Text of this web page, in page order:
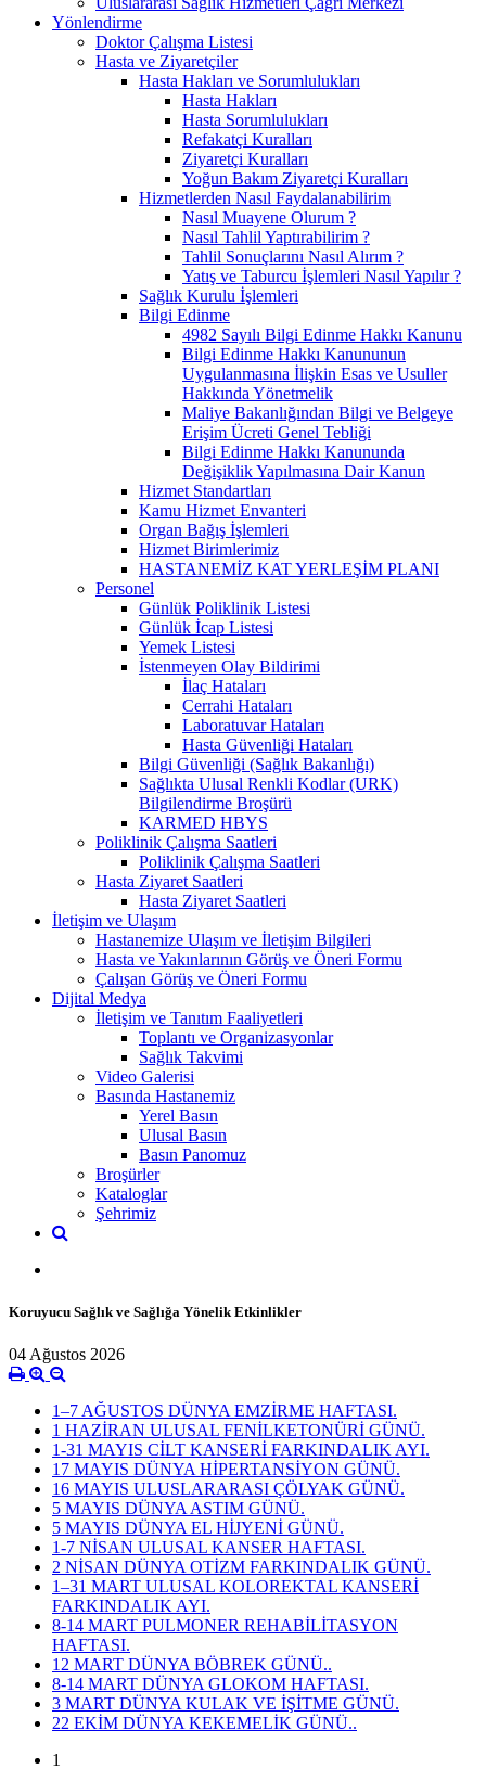
Yönlendirme
Doktor Çalışma Listesi
Hasta ve Ziyaretçiler
Hasta Hakları ve Sorumlulukları
Hasta Hakları
Hasta Sorumlulukları
Refakatçi Kuralları
Ziyaretçi Kuralları
Yoğun Bakım Ziyaretçi Kuralları
Hizmetlerden Nasıl Faydalanabilirim
Nasıl Muayene Olurum ?​
Nasıl Tahlil Yaptırabilirim ?
Tahlil Sonuçlarını Nasıl Alırım ?
Yatış ve Taburcu İşlemleri Nasıl Yapılır ?
Sağlık Kurulu İşlemleri
Bilgi Edinme
4982 Sayılı Bilgi Edinme Hakkı Kanunu
Bilgi Edinme Hakkı Kanununun
Uygulanmasına İlişkin Esas ve Usuller
Hakkında Yönetmelik
Maliye Bakanlığından Bilgi ve Belgeye
Erişim Ücreti Genel Tebliği
Bilgi Edinme Hakkı Kanununda
Değişiklik Yapılmasına Dair Kanun
Hizmet Standartları
Kamu Hizmet Envanteri
Organ Bağış İşlemleri
Hizmet Birimlerimiz
HASTANEMİZ KAT YERLEŞİM PLANI
Personel
Günlük Poliklinik Listesi
Günlük İcap Listesi
Yemek Listesi
İstenmeyen Olay Bildirimi
İlaç Hataları
Cerrahi Hataları
Laboratuvar Hataları
Hasta Güvenliği Hataları
Bilgi Güvenliği (Sağlık Bakanlığı)
Sağlıkta Ulusal Renkli Kodlar (URK)
Bilgilendirme Broşürü
KARMED HBYS
Poliklinik Çalışma Saatleri
Poliklinik Çalışma Saatleri
Hasta Ziyaret Saatleri
Hasta Ziyaret Saatleri
İletişim ve Ulaşım
Hastanemize Ulaşım ve İletişim Bilgileri
Hasta ve Yakınlarının Görüş ve Öneri Formu
Çalışan Görüş ve Öneri Formu
Dijital Medya
İletişim ve Tanıtım Faaliyetleri
Toplantı ve Organizasyonlar
Sağlık Takvimi
Video Galerisi
Basında Hastanemiz
Yerel Basın
Ulusal Basın
Basın Panomuz
Broşürler
Kataloglar
Şehrimiz
Koruyucu Sağlık ve Sağlığa Yönelik Etkinlikler
04 Ağustos 2026
1–7 AĞUSTOS DÜNYA EMZİRME HAFTASI.
1 HAZİRAN ULUSAL FENİLKETONÜRİ GÜNÜ.
1-31 MAYIS CİLT KANSERİ FARKINDALIK AYI.
17 MAYIS DÜNYA HİPERTANSİYON GÜNÜ.
16 MAYIS ULUSLARARASI ÇÖLYAK GÜNÜ.
5 MAYIS DÜNYA ASTIM GÜNÜ.
5 MAYIS DÜNYA EL HİJYENİ GÜNÜ.
1-7 NİSAN ULUSAL KANSER HAFTASI.
2 NİSAN DÜNYA OTİZM FARKINDALIK GÜNÜ.
1–31 MART ULUSAL KOLOREKTAL KANSERİ
FARKINDALIK AYI.
8-14 MART PULMONER REHABİLİTASYON
HAFTASI.
12 MART DÜNYA BÖBREK GÜNÜ..
8-14 MART DÜNYA GLOKOM HAFTASI.
3 MART DÜNYA KULAK VE İŞİTME GÜNÜ.
22 EKİM DÜNYA KEKEMELİK GÜNÜ..
1